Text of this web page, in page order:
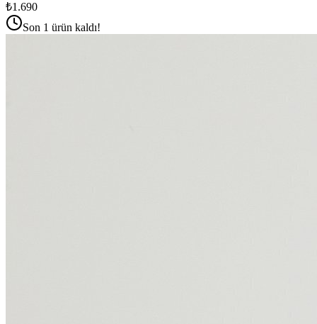
₺1.690
Son 1 ürün kaldı!